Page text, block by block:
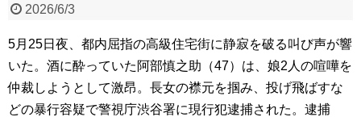
2026/6/3
5月25日夜、都内屈指の高級住宅街に静寂を破る叫び声が響
いた。酒に酔っていた阿部慎之助（47）は、娘2人の喧嘩を
仲裁しようとして激昂。長女の襟元を掴み、投げ飛ばすな
どの暴行容疑で警視庁渋谷署に現行犯逮捕された。逮捕